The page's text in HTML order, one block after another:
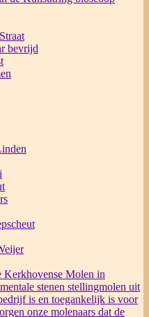
bevrijd
Kerkhovense Molen in
stenen stellingmolen uit
is en toegankelijk is voor
onze molenaars dat de